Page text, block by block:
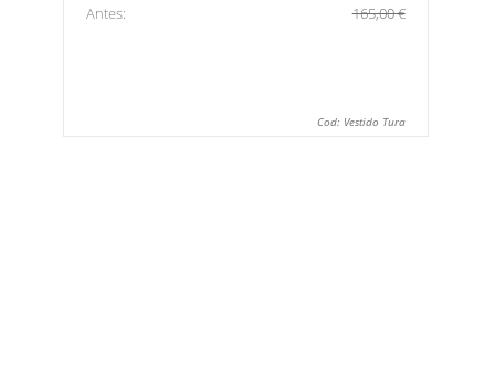
Antes: 165,00 €
Cod: Vestido Tura